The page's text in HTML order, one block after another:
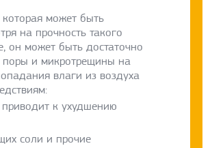
может быть
на прочность такого
он может быть достаточно
поры и микротрещины на
влаги из воздуха
к ухудшению
соли и прочие